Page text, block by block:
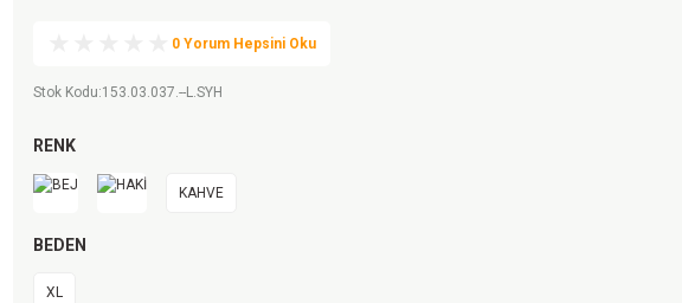
0 Yorum Hepsini Oku
Stok Kodu:153.03.037.--L.SYH
RENK
KAHVE
BEDEN
XL